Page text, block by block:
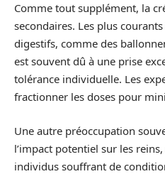
Comme tout supplément, la
secondaires. Les plus
digestifs, comme des
est souvent dû à une prise
tolérance individuelle. Les
fractionner les doses pour
Une autre préoccupation
l’impact potentiel sur les
individus souffrant de